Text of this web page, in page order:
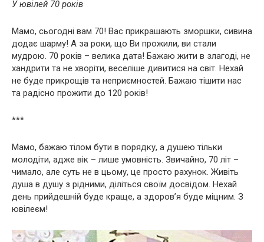
У ювілей 70 років
Мамо, сьогодні вам 70! Вас прикрашають зморшки, сивина
додає шарму! А за роки, що Ви прожили, ви стали
мудрою. 70 років – велика дата! Бажаю жити в злагоді, не
хандрити та не хворіти, веселіше дивитися на світ. Нехай
не буде прикрощів та неприємностей. Бажаю тішити нас
та радісно прожити до 120 років!
***
Мамо, бажаю тілом бути в порядку, а душею тільки
молодіти, адже вік – лише умовність. Звичайно, 70 літ –
чимало, але суть не в цьому, це просто рахунок. Живіть
душа в душу з рідними, діліться своїм досвідом. Нехай
день прийдешній буде краще, а здоров’я буде міцним. З
ювілеєм!